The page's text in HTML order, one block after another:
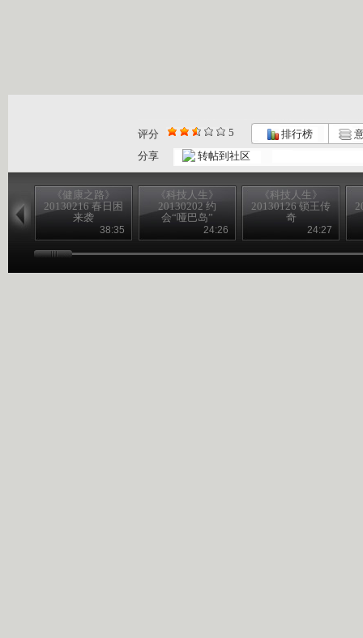
评分 5 排行榜
分享
转帖到社区
《健康之路》
20130216 春日困
来袭
38:35
《科技人生》
20130202 约
会“哑巴岛”
24:26
《科技人生》
20130126 锁王传
奇
24:27